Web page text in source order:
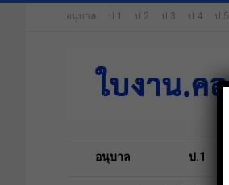
อนุบาล ป.1 ป.2 ป.3 ป.4 ป.5
อนุบาล ป.1